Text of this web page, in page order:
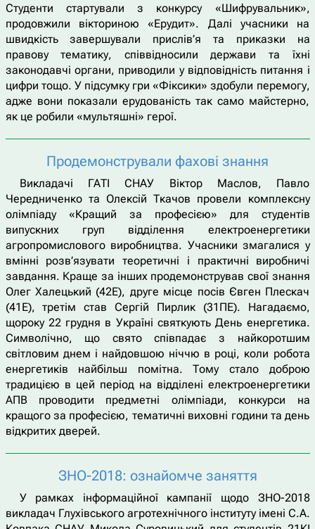
Студенти стартували з конкурсу «Шифрувальник»,
продовжили вікториною «Ерудит». Далі учасники на
швидкість завершували прислів’я та приказки на
правову тематику, співвідносили держави та їхні
законодавчі органи, приводили у відповідність питання і
цифри тощо. У підсумку гри «Фіксики» здобули перемогу,
адже вони показали ерудованість так само майстерно,
як це робили «мультяшні» герої.
Продемонстрували фахові знання
Викладачі ГАТІ СНАУ Віктор Маслов, Павло
Чередниченко та Олексій Ткачов провели комплексну
олімпіаду «Кращий за професією» для студентів
випускних груп відділення електроенергетики
агропромислового виробництва. Учасники змагалися у
вмінні розв’язувати теоретичні і практичні виробничі
завдання. Краще за інших продемонстрував свої знання
Олег Халецький (42Е), друге місце посів Євген Плескач
(41Е), третім став Сергій Пирлик (31ПЕ). Нагадаємо,
щороку 22 грудня в Україні святкують День енергетика.
Символічно, що свято співпадає з найкоротшим
світловим днем і найдовшою ніччю в році, коли робота
енергетиків найбільш помітна. Тому стало доброю
традицією в цей період на відділені електроенергетики
АПВ проводити предметні олімпіади, конкурси на
кращого за професією, тематичні виховні години та день
відкритих дверей.
ЗНО-2018: ознайомче заняття
У рамках інформаційної кампанії щодо ЗНО-2018
викладач Глухівського агротехнічного інституту імені С.А.